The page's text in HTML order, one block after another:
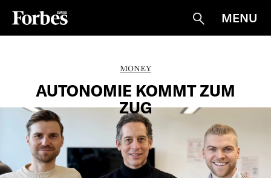
Suche
MENU
MONEY
AUTONOMIE KOMMT ZUM
ZUG